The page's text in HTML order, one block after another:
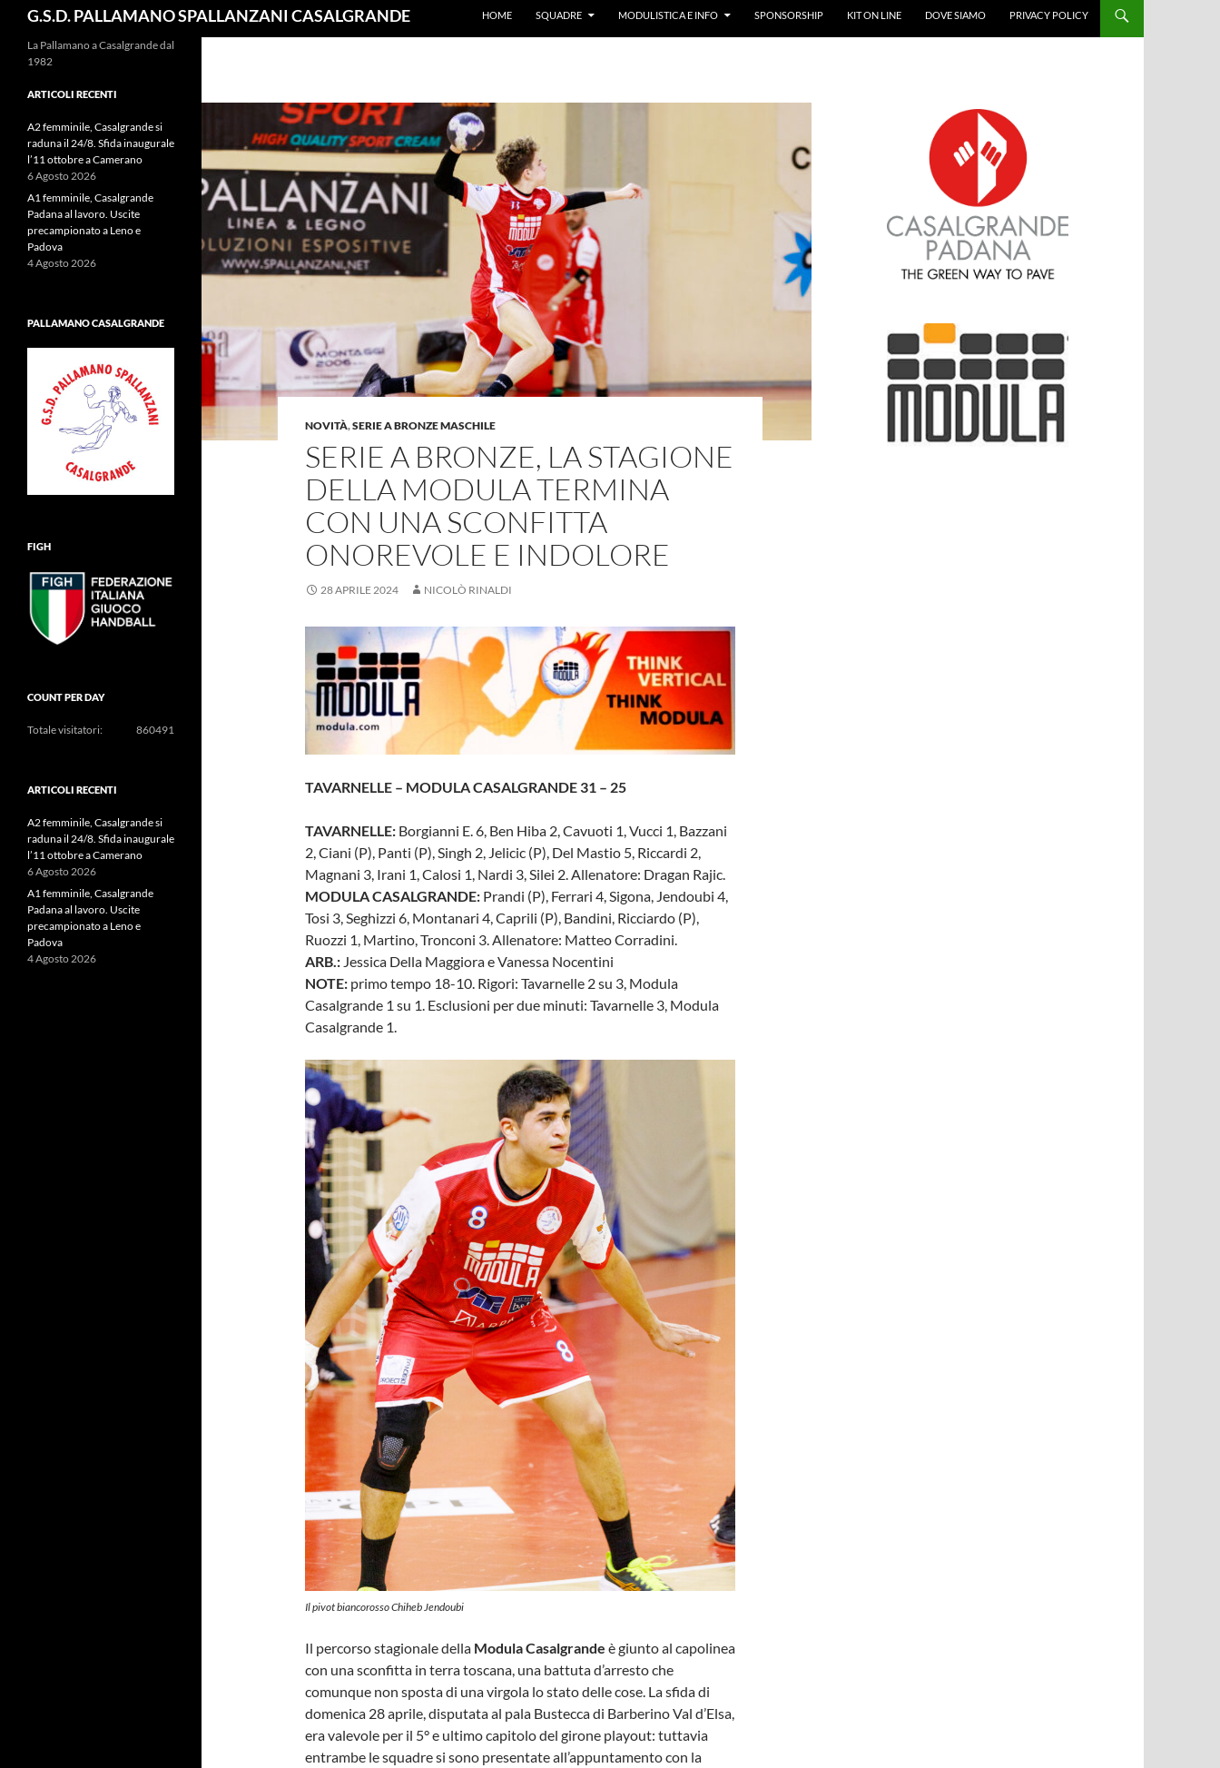
G.S.D. PALLAMANO SPALLANZANI CASALGRANDE HOME SQUADRE MODULISTICA E INFO SPONSORSHIP KIT ON LINE DOVE SIAMO PRIVACY POLICY
NOVITÀ,SERIE A BRONZE MASCHILE
SERIE A BRONZE, LA STAGIONE
DELLA MODULA TERMINA
CON UNA SCONFITTA
ONOREVOLE E INDOLORE
28 APRILE 2024 NICOLÒ RINALDI
TAVARNELLE – MODULA CASALGRANDE 31 – 25
TAVARNELLE: Borgianni E. 6, Ben Hiba 2, Cavuoti 1, Vucci 1, Bazzani
2, Ciani (P), Panti (P), Singh 2, Jelicic (P), Del Mastio 5, Riccardi 2,
Magnani 3, Irani 1, Calosi 1, Nardi 3, Silei 2. Allenatore: Dragan Rajic.
MODULA CASALGRANDE: Prandi (P), Ferrari 4, Sigona, Jendoubi 4,
Tosi 3, Seghizzi 6, Montanari 4, Caprili (P), Bandini, Ricciardo (P),
Ruozzi 1, Martino, Tronconi 3. Allenatore: Matteo Corradini.
ARB.: Jessica Della Maggiora e Vanessa Nocentini
NOTE: primo tempo 18-10. Rigori: Tavarnelle 2 su 3, Modula
Casalgrande 1 su 1. Esclusioni per due minuti: Tavarnelle 3, Modula
Casalgrande 1.
Il pivot biancorosso Chiheb Jendoubi
Il percorso stagionale della Modula Casalgrande è giunto al capolinea
con una sconfitta in terra toscana, una battuta d’arresto che
comunque non sposta di una virgola lo stato delle cose. La sfida di
domenica 28 aprile, disputata al pala Bustecca di Barberino Val d’Elsa,
era valevole per il 5° e ultimo capitolo del girone playout: tuttavia
entrambe le squadre si sono presentate all’appuntamento con la
La Pallamano a Casalgrande dal
1982
ARTICOLI RECENTI
A2 femminile, Casalgrande si
raduna il 24/8. Sfida inaugurale
l’11 ottobre a Camerano
6 Agosto 2026
A1 femminile, Casalgrande
Padana al lavoro. Uscite
precampionato a Leno e
Padova
4 Agosto 2026
PALLAMANO CASALGRANDE
FIGH
COUNT PER DAY
860491
Totale visitatori:
ARTICOLI RECENTI
A2 femminile, Casalgrande si
raduna il 24/8. Sfida inaugurale
l’11 ottobre a Camerano
6 Agosto 2026
A1 femminile, Casalgrande
Padana al lavoro. Uscite
precampionato a Leno e
Padova
4 Agosto 2026